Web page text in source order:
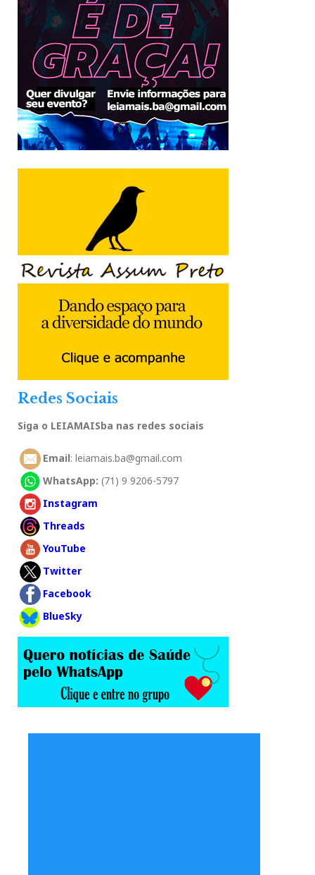
Redes Sociais
Siga o LEIAMAISba nas redes sociais
Email: leiamais.ba@gmail.com
WhatsApp: (71) 9 9206-5797
Instagram
Threads
YouTube
Twitter
Facebook
BlueSky